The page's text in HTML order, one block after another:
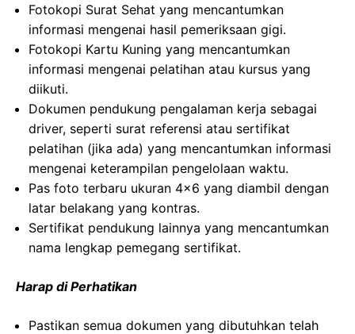
Fotokopi Surat Sehat yang mencantumkan
informasi mengenai hasil pemeriksaan gigi.
Fotokopi Kartu Kuning yang mencantumkan
informasi mengenai pelatihan atau kursus yang
diikuti.
Dokumen pendukung pengalaman kerja sebagai
driver, seperti surat referensi atau sertifikat
pelatihan (jika ada) yang mencantumkan informasi
mengenai keterampilan pengelolaan waktu.
Pas foto terbaru ukuran 4×6 yang diambil dengan
latar belakang yang kontras.
Sertifikat pendukung lainnya yang mencantumkan
nama lengkap pemegang sertifikat.
Harap di Perhatikan
Pastikan semua dokumen yang dibutuhkan telah